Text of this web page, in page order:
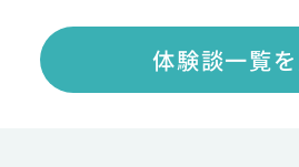
体験談一覧